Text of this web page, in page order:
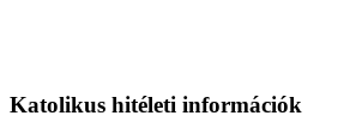
Katolikus hitéleti információk